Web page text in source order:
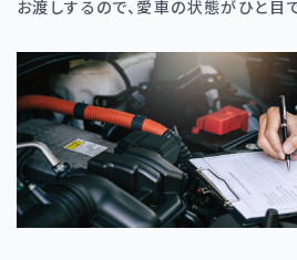
お渡しするので、愛車の状態がひと目